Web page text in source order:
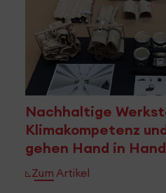
Nachhaltige
Klimakompetenz
gehen Hand in Hand
Zum Artikel